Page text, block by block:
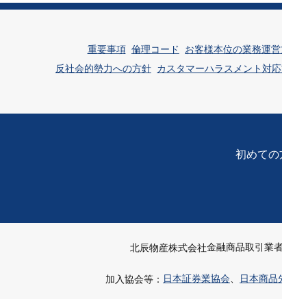
重要事項 倫理コード お客様本位の業務運
反社会的勢力への方針 カスタマーハラスメント対
初めての
北辰物産株式会社金融商品取引業
加入協会等： 日本証券業協会 日本商品